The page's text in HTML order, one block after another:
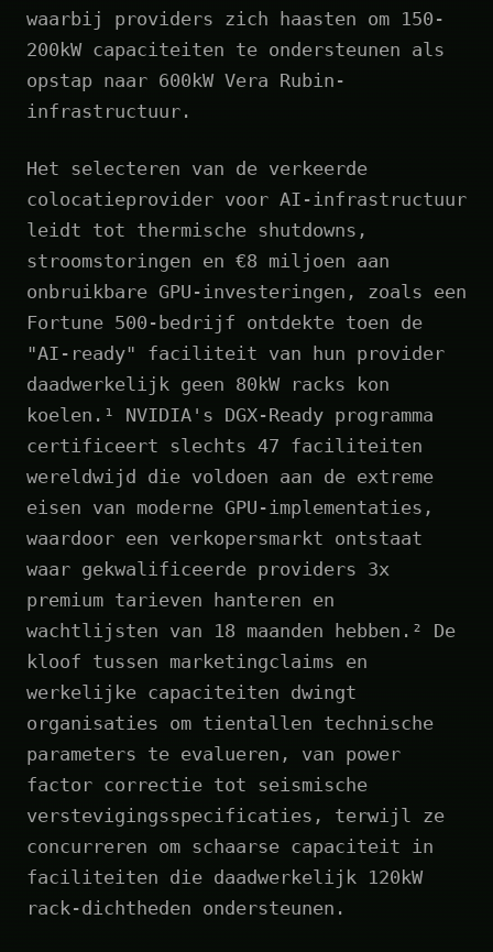
waarbij providers zich haasten om 150-
200kW capaciteiten te ondersteunen als
opstap naar 600kW Vera Rubin-
infrastructuur.
Het selecteren van de verkeerde
colocatieprovider voor AI-infrastructuur
leidt tot thermische shutdowns,
stroomstoringen en €8 miljoen aan
onbruikbare GPU-investeringen, zoals een
Fortune 500-bedrijf ontdekte toen de
"AI-ready" faciliteit van hun provider
daadwerkelijk geen 80kW racks kon
koelen.¹ NVIDIA's DGX-Ready programma
certificeert slechts 47 faciliteiten
wereldwijd die voldoen aan de extreme
eisen van moderne GPU-implementaties,
waardoor een verkopersmarkt ontstaat
waar gekwalificeerde providers 3x
premium tarieven hanteren en
wachtlijsten van 18 maanden hebben.² De
kloof tussen marketingclaims en
werkelijke capaciteiten dwingt
organisaties om tientallen technische
parameters te evalueren, van power
factor correctie tot seismische
verstevigingsspecificaties, terwijl ze
concurreren om schaarse capaciteit in
faciliteiten die daadwerkelijk 120kW
rack-dichtheden ondersteunen.